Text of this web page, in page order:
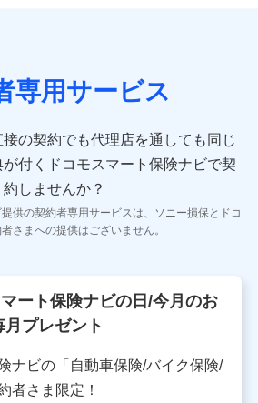
。例として、保険契約者及び被保険
年月日、性別、保険契約者と被保険
年数などの情報、ペットの種類や年
含まれます。
の範囲】
ドコモが提供する保険関連サービ
録受付および管理のため
社・提携会社の保険その他に関する
め、また維持管理等の委託業務遂行の
付帯、関連する当社、株式会社NTT
専用サービス
の契約でも代理店を通しても同じ
付くドコモスマート保険ナビで契
約しませんか？
供の契約者専用サービスは、ソニー損保とドコ
さまへの提供はございません。
マート保険ナビの日/今月のお
プレゼント
ナビの「自動車保険/バイク保険/
者さま限定！